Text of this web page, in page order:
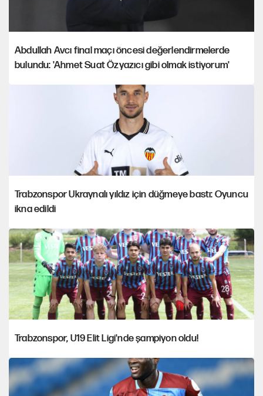
Abdullah Avcı final maçı öncesi değerlendirmelerde
bulundu: 'Ahmet Suat Özyazıcı gibi olmak istiyorum'
Trabzonspor Ukraynalı yıldız için düğmeye bastı: Oyuncu
ikna edildi
Trabzonspor, U19 Elit Ligi'nde şampiyon oldu!